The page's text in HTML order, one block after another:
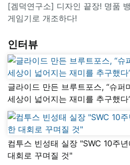
[겜덕연구소] 디자인 끝장! 명품
게임기로 개조하다!
인터뷰
글라이드 만든 브루트포스, “슈퍼
세상이 넓어지는 재미를 추구했다
컴투스 빈성태 실장 "SWC 10주
대회로 꾸며질 것"